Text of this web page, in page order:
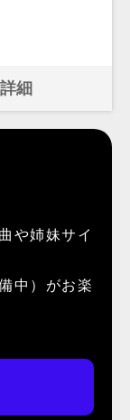
詳細
や姉妹サイ
中）がお楽